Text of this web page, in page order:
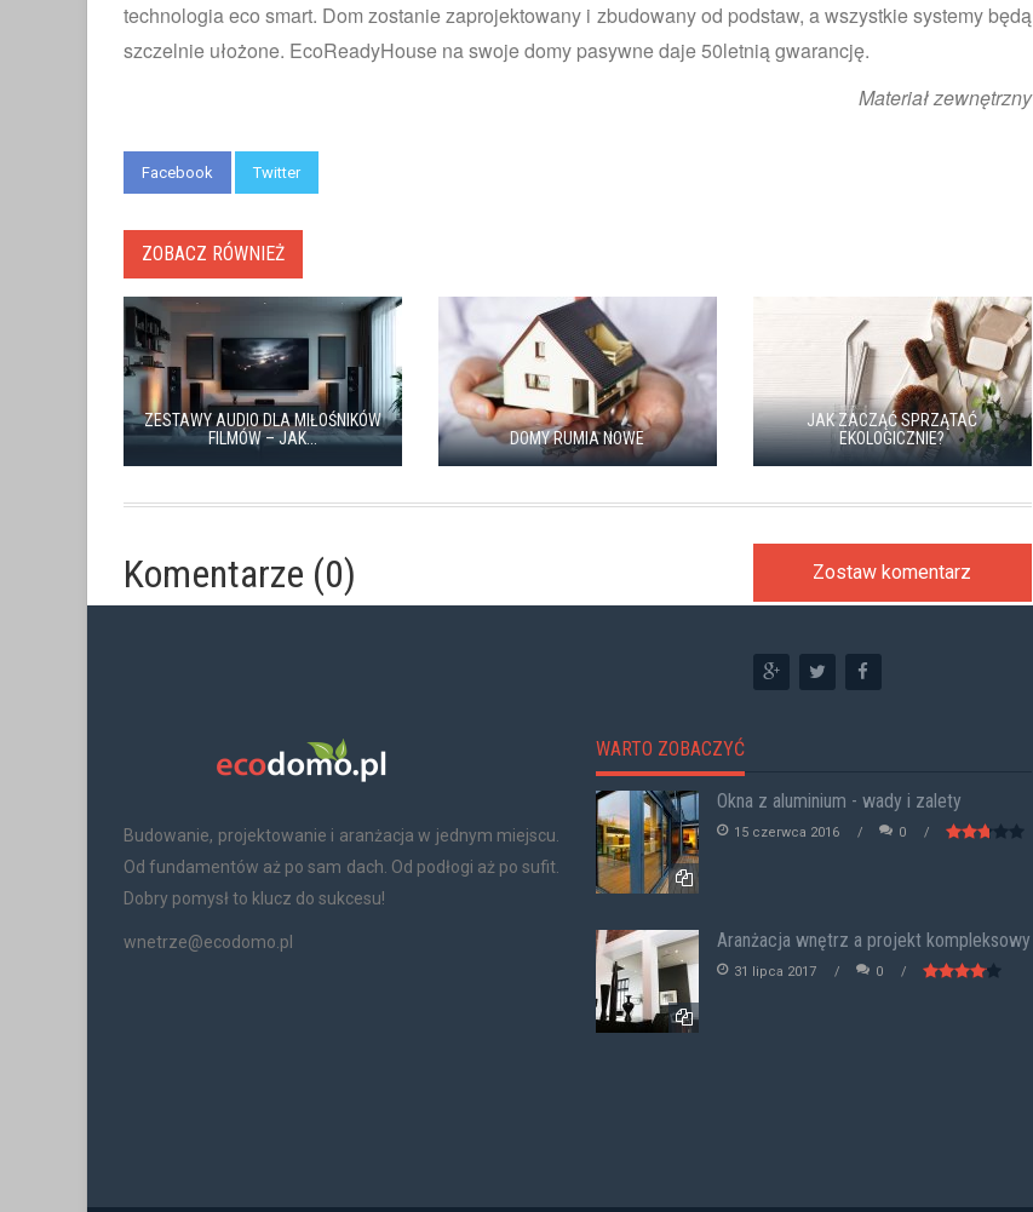
technologia eco smart. Dom zostanie zaprojektowany i zbudowany od podstaw, a wszystkie systemy będą
szczelnie ułożone. EcoReadyHouse na swoje domy pasywne daje 50letnią gwarancję.
Materiał zewnętrzny
Facebook Twitter
ZOBACZ RÓWNIEŻ
ZESTAWY AUDIO DLA MIŁOŚNIKÓW
FILMÓW – JAK...
DOMY RUMIA NOWE
JAK ZACZĄĆ SPRZĄTAĆ
EKOLOGICZNIE?
Komentarze (0) Zostaw komentarz
Budowanie, projektowanie i aranżacja w jednym miejscu.
Od fundamentów aż po sam dach. Od podłogi aż po sufit.
Dobry pomysł to klucz do sukcesu!
wnetrze@ecodomo.pl
WARTO ZOBACZYĆ
Okna z aluminium - wady i zalety
15 czerwca 2016 0
Aranżacja wnętrz a projekt kompleksowy
31 lipca 2017 0